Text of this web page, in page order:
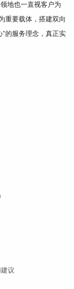
地也一直视客户为
重要载体，搭建双向
的服务理念，真正实
议